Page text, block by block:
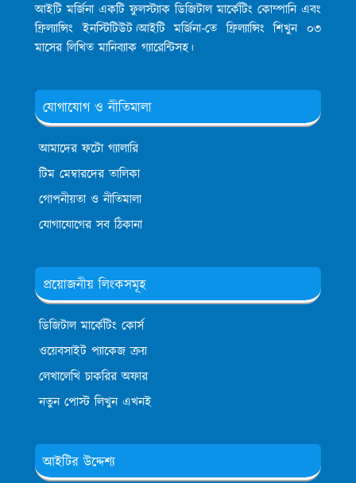
আইটি মর্জিনা একটি ফুলস্ট্যাক ডিজিটাল মার্কেটিং কোম্পানি এবং
ফ্রিল্যান্সিং ইনস্টিটিউট।আইটি মর্জিনা-তে ফ্রিল্যান্সিং শিখুন ০৩
মাসের লিখিত মানিব্যাক গ্যারেন্টিসহ।
যোগাযোগ ও নীতিমালা
আমাদের ফটো গ্যালারি
টিম মেম্বারদের তালিকা
গোপনীয়তা ও নীতিমালা
যোগাযোগের সব ঠিকানা
প্রয়োজনীয় লিংকসমূহ
ডিজিটাল মার্কেটিং কোর্স
ওয়েবসাইট প্যাকেজ ক্রয়
লেখালেখি চাকরির অফার
নতুন পোস্ট লিখুন এখনই
আইটির উদ্দেশ্য